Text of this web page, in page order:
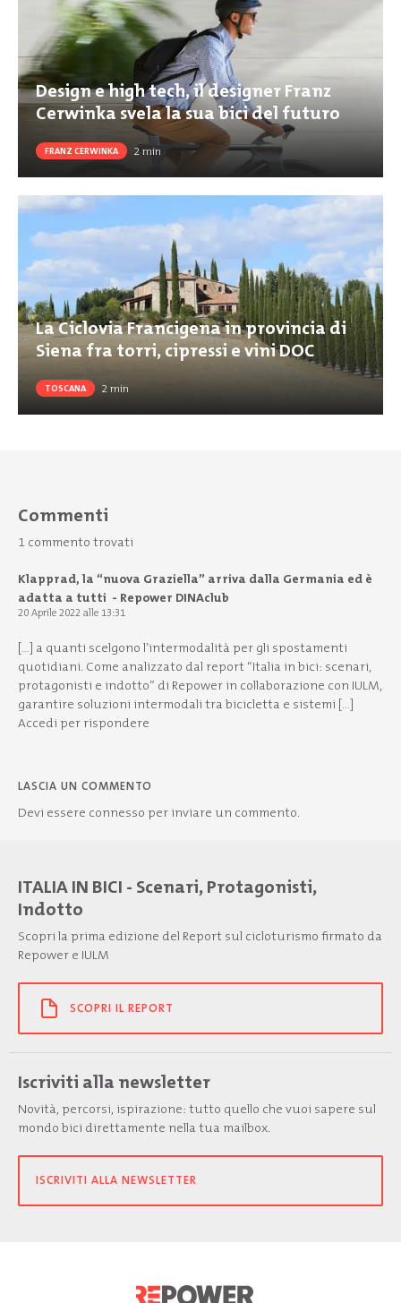
Design e high tech, il designer Franz
Cerwinka svela la sua bici del futuro
FRANZ CERWINKA 2min
La Ciclovia Francigena in provincia di
Siena fra torri, cipressi e vini DOC
TOSCANA 2min
Commenti
1 commento trovati
Klapprad, la “nuova Graziella” arriva dalla Germania ed è
adatta a tutti - Repower DINAclub
20 Aprile 2022 alle 13:31
[…] a quanti scelgono l’intermodalità per gli spostamenti
quotidiani. Come analizzato dal report “Italia in bici: scenari,
protagonisti e indotto” di Repower in collaborazione con IULM,
garantire soluzioni intermodali tra bicicletta e sistemi […]
Accedi per rispondere
LASCIA UN COMMENTO
Devi essere connesso per inviare un commento.
ITALIA IN BICI - Scenari, Protagonisti,
Indotto
Scopri la prima edizione del Report sul cicloturismo firmato da
Repower e IULM
SCOPRI IL REPORT
Iscriviti alla newsletter
Novità, percorsi, ispirazione: tutto quello che vuoi sapere sul
mondo bici direttamente nella tua mailbox.
ISCRIVITI ALLA NEWSLETTER